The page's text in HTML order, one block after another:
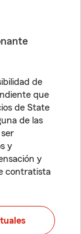
de
que
de State
de las
y
y
contratista